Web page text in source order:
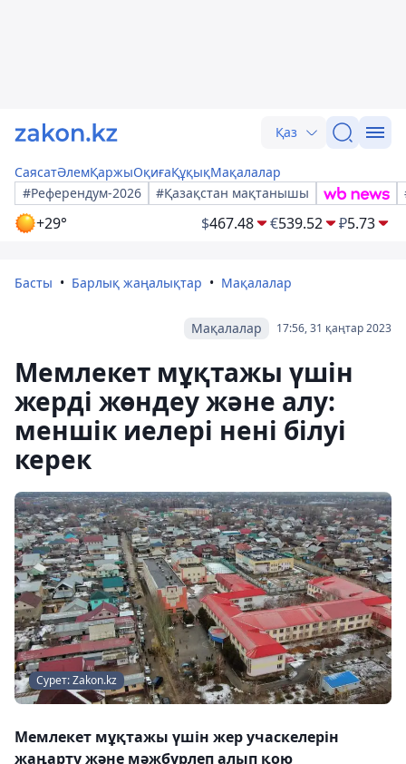
Қаз
СаясатӘлемҚаржыОқиғаҚұқықМақалалар
#Референдум-2026
#Қазақстан мақтанышы
+29° $467.48 €539.52 ₽5.73
Басты Барлық жаңалықтар Мақалалар
17:56, 31 қаңтар 2023
Мақалалар
Мемлекет мұқтажы үшін
жерді жөндеу және алу:
меншік иелері нені білуі
керек
Сурет: Zakon.kz
Мемлекет мұқтажы үшін жер учаскелерін
жаңарту және мәжбүрлеп алып қою